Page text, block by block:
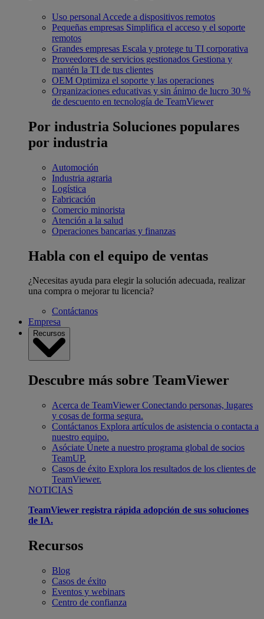
Uso personal Accede a dispositivos remotos
Pequeñas empresas Simplifica el acceso y el soporte
remotos
Grandes empresas Escala y protege tu TI corporativa
Proveedores de servicios gestionados Gestiona y
mantén la TI de tus clientes
OEM Optimiza el soporte y las operaciones
Organizaciones educativas y sin ánimo de lucro 30 %
de descuento en tecnología de TeamViewer
Por industria Soluciones populares
por industria
Automoción
Industria agraria
Logística
Fabricación
Comercio minorista
Atención a la salud
Operaciones bancarias y finanzas
Habla con el equipo de ventas
¿Necesitas ayuda para elegir la solución adecuada, realizar
una compra o mejorar tu licencia?
Contáctanos
Empresa
Recursos
Descubre más sobre TeamViewer
Acerca de TeamViewer Conectando personas, lugares
y cosas de forma segura.
Contáctanos Explora artículos de asistencia o contacta a
nuestro equipo.
Asóciate Únete a nuestro programa global de socios
TeamUP.
Casos de éxito Explora los resultados de los clientes de
TeamViewer.
NOTICIAS
TeamViewer registra rápida adopción de sus soluciones
de IA.
Recursos
Blog
Casos de éxito
Eventos y webinars
Centro de confianza